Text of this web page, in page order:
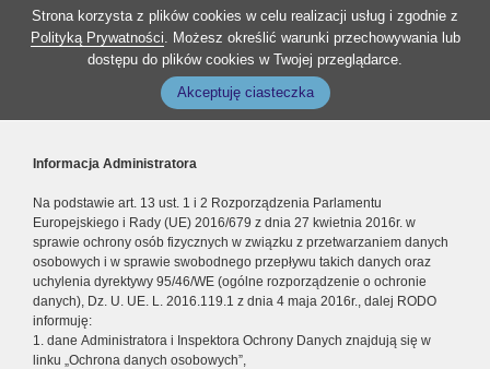
Strona korzysta z plików cookies w celu realizacji usług i zgodnie z
Polityką Prywatności. Możesz określić warunki przechowywania lub
dostępu do plików cookies w Twojej przeglądarce.
Akceptuję ciasteczka
Informacja Administratora
Na podstawie art. 13 ust. 1 i 2 Rozporządzenia Parlamentu
Europejskiego i Rady (UE) 2016/679 z dnia 27 kwietnia 2016r. w
sprawie ochrony osób fizycznych w związku z przetwarzaniem danych
osobowych i w sprawie swobodnego przepływu takich danych oraz
uchylenia dyrektywy 95/46/WE (ogólne rozporządzenie o ochronie
danych), Dz. U. UE. L. 2016.119.1 z dnia 4 maja 2016r., dalej RODO
informuję:
1. dane Administratora i Inspektora Ochrony Danych znajdują się w
linku „Ochrona danych osobowych”,